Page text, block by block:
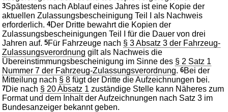
3Spätestens nach Ablauf eines Jahres ist eine Kopie der
aktuellen Zulassungsbescheinigung Teil I als Nachweis
erforderlich.4Der Dritte bewahrt die Kopien der
Zulassungsbescheinigungen Teil I für die Dauer von drei
Jahren auf.5Für Fahrzeuge nach § 3 Absatz 3 der Fahrzeug-
Zulassungsverordnung gilt als Nachweis die
Übereinstimmungsbescheinigung im Sinne des § 2 Satz 1
Nummer 7 der Fahrzeug-Zulassungsverordnung.6Bei der
Mitteilung nach § 8 fügt der Dritte die Aufzeichnungen bei.
7Die nach § 20 Absatz 1 zuständige Stelle kann Näheres zum
Format und dem Inhalt der Aufzeichnungen nach Satz 3 im
Bundesanzeiger bekannt geben.